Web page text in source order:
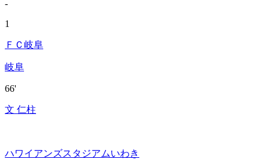
-
1
ＦＣ岐阜
岐阜
66'
文 仁柱
ハワイアンズスタジアムいわき